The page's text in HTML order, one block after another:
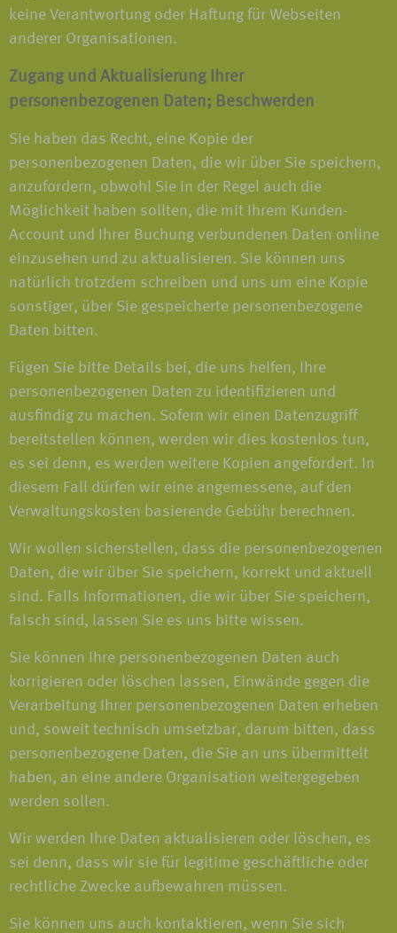
keine Verantwortung oder Haftung für Webseiten
anderer Organisationen.
Zugang und Aktualisierung Ihrer
personenbezogenen Daten; Beschwerden
Sie haben das Recht, eine Kopie der
personenbezogenen Daten, die wir über Sie speichern,
anzufordern, obwohl Sie in der Regel auch die
Möglichkeit haben sollten, die mit Ihrem Kunden-
Account und Ihrer Buchung verbundenen Daten online
einzusehen und zu aktualisieren. Sie können uns
natürlich trotzdem schreiben und uns um eine Kopie
sonstiger, über Sie gespeicherte personenbezogene
Daten bitten.
Fügen Sie bitte Details bei, die uns helfen, Ihre
personenbezogenen Daten zu identifizieren und
ausfindig zu machen. Sofern wir einen Datenzugriff
bereitstellen können, werden wir dies kostenlos tun,
es sei denn, es werden weitere Kopien angefordert. In
diesem Fall dürfen wir eine angemessene, auf den
Verwaltungskosten basierende Gebühr berechnen.
Wir wollen sicherstellen, dass die personenbezogenen
Daten, die wir über Sie speichern, korrekt und aktuell
sind. Falls Informationen, die wir über Sie speichern,
falsch sind, lassen Sie es uns bitte wissen.
Sie können Ihre personenbezogenen Daten auch
korrigieren oder löschen lassen, Einwände gegen die
Verarbeitung Ihrer personenbezogenen Daten erheben
und, soweit technisch umsetzbar, darum bitten, dass
personenbezogene Daten, die Sie an uns übermittelt
haben, an eine andere Organisation weitergegeben
werden sollen.
Wir werden Ihre Daten aktualisieren oder löschen, es
sei denn, dass wir sie für legitime geschäftliche oder
rechtliche Zwecke aufbewahren müssen.
Sie können uns auch kontaktieren, wenn Sie sich